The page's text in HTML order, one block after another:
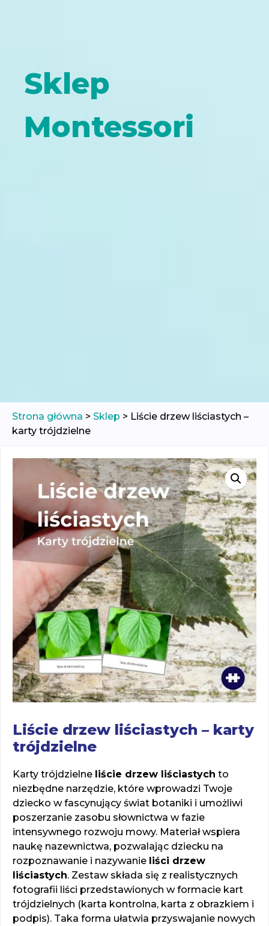
Sklep
Montessori
Strona główna > Sklep > Liście drzew liściastych –
karty trójdzielne
Liście drzew liściastych – karty
trójdzielne
Karty trójdzielne liście drzew liściastych to
niezbędne narzędzie, które wprowadzi Twoje
dziecko w fascynujący świat botaniki i umożliwi
poszerzanie zasobu słownictwa w fazie
intensywnego rozwoju mowy. Materiał wspiera
naukę nazewnictwa, pozwalając dziecku na
rozpoznawanie i nazywanie liści drzew
liściastych. Zestaw składa się z realistycznych
fotografii liści przedstawionych w formacie kart
trójdzielnych (karta kontrolna, karta z obrazkiem i
podpis). Taka forma ułatwia przyswajanie nowych